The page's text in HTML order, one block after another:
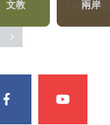
熱門 2023金鐘獎